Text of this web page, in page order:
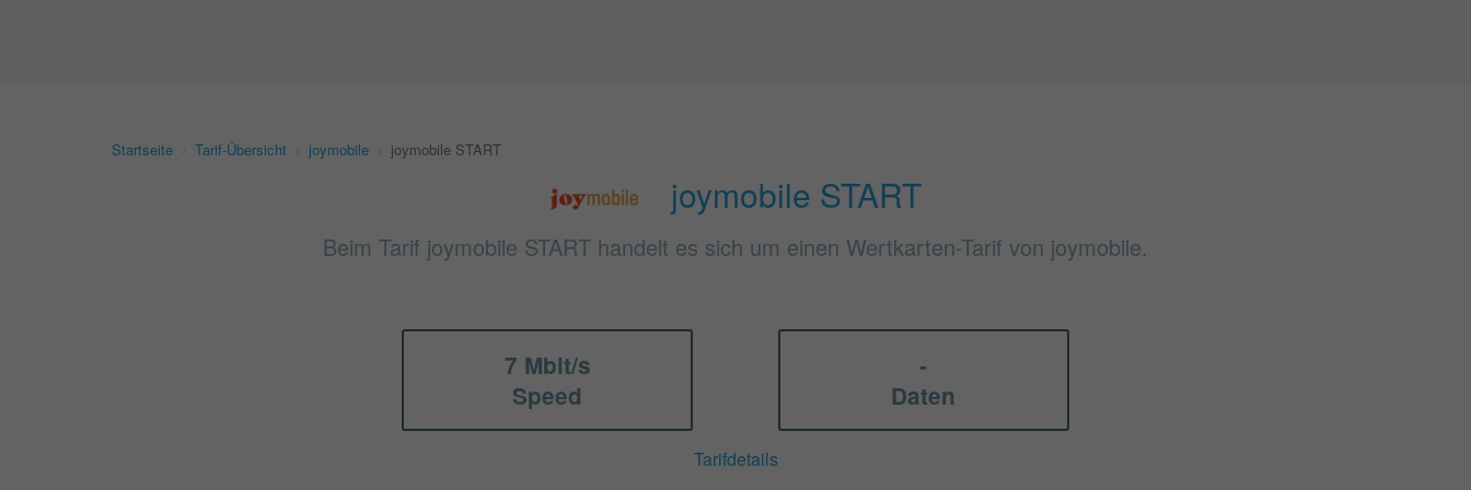
Startseite Tarif-Übersicht joymobile joymobile START
joymobile START
Beim Tarif joymobile START handelt es sich um einen Wertkarten-Tarif von joymobile.
7 Mbit/s
Speed
-
Daten
Tarifdetails